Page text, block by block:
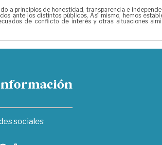
a principios de honestidad, transparencia e
ante los distintos públicos. Así mismo, hemos
de conflicto de interés y otras situaciones
sociales